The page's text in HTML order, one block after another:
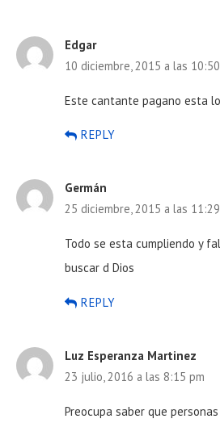
Edgar
10 diciembre, 2015 a las
Este cantante pagano esta
REPLY
Germán
25 diciembre, 2015 a las
Todo se esta cumpliendo y
buscar d Dios
REPLY
Luz Esperanza Martinez
23 julio, 2016 a las 8:15 pm
Preocupa saber que